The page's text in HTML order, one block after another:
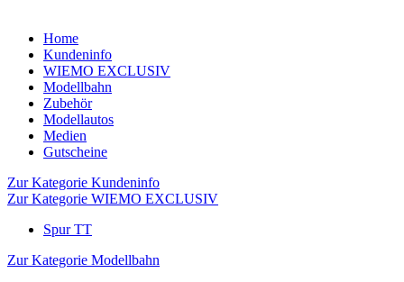
Home
Kundeninfo
WIEMO EXCLUSIV
Modellbahn
Zubehör
Modellautos
Medien
Gutscheine
Zur Kategorie Kundeninfo
Zur Kategorie WIEMO EXCLUSIV
Spur TT
Zur Kategorie Modellbahn